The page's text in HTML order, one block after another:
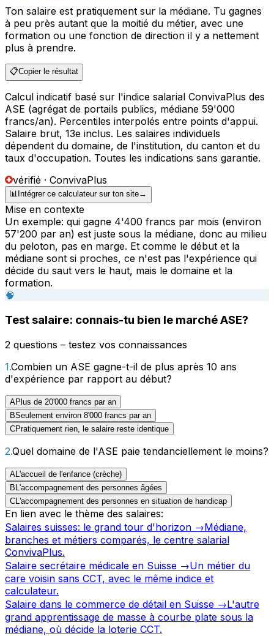
Ton salaire est pratiquement sur la médiane. Tu gagnes
à peu près autant que la moitié du métier, avec une
formation ou une fonction de direction il y a nettement
plus à prendre.
📋Copier le résultat
Calcul indicatif basé sur l'indice salarial ConvivaPlus des
ASE (agrégat de portails publics, médiane 59'000
francs/an). Percentiles interpolés entre points d'appui.
Salaire brut, 13e inclus. Les salaires individuels
dépendent du domaine, de l'institution, du canton et du
taux d'occupation. Toutes les indications sans garantie.
vérifié · ConvivaPlus
📊 Intégrer ce calculateur sur ton site→
Mise en contexte
Un exemple: qui gagne 4'400 francs par mois (environ
57'200 par an) est juste sous la médiane, donc au milieu
du peloton, pas en marge. Et comme le début et la
médiane sont si proches, ce n'est pas l'expérience qui
décide du saut vers le haut, mais le domaine et la
formation.
🧠
Test salaire: connais-tu bien le marché ASE?
2 questions – testez vos connaissances
1.Combien un ASE gagne-t-il de plus après 10 ans
d'expérience par rapport au début?
APlus de 20'000 francs par an
BSeulement environ 8'000 francs par an
CPratiquement rien, le salaire reste identique
2.Quel domaine de l'ASE paie tendanciellement le moins?
AL'accueil de l'enfance (crèche)
BL'accompagnement des personnes âgées
CL'accompagnement des personnes en situation de handicap
En lien avec le thème des salaires:
Salaires suisses: le grand tour d'horizon →Médiane,
branches et métiers comparés, le centre salarial
ConvivaPlus.
Salaire secrétaire médicale en Suisse →Un métier du
care voisin sans CCT, avec le même indice et
calculateur.
Salaire dans le commerce de détail en Suisse →L'autre
grand apprentissage de masse à courbe plate sous la
médiane, où décide la loterie CCT.